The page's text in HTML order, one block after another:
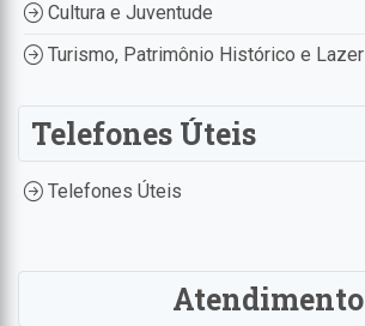
Cultura e Juventude
Turismo, Patrimônio Histórico e Lazer
Telefones Úteis
Telefones Úteis
Atendimento